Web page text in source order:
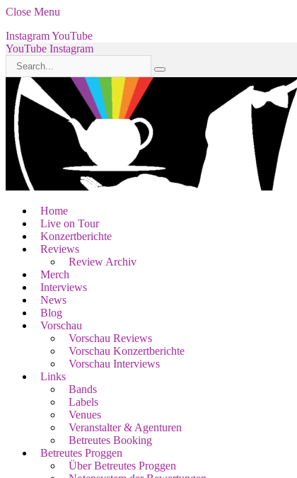
Close Menu
InstagramYouTube
YouTube Instagram
Home
Live on Tour
Konzertberichte
Reviews
Review Archiv
Merch
Interviews
News
Blog
Vorschau
Vorschau Reviews
Vorschau Konzertberichte
Vorschau Interviews
Links
Bands
Labels
Venues
Veranstalter & Agenturen
Betreutes Booking
Betreutes Proggen
Über Betreutes Proggen